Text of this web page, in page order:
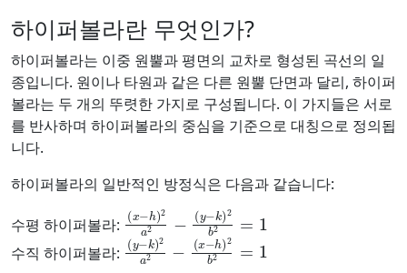
하이퍼볼라란 무엇인가?
하이퍼볼라는 이중 원뿔과 평면의 교차로 형성된 곡선의 일
종입니다. 원이나 타원과 같은 다른 원뿔 단면과 달리, 하이퍼
볼라는 두 개의 뚜렷한 가지로 구성됩니다. 이 가지들은 서로
를 반사하며 하이퍼볼라의 중심을 기준으로 대칭으로 정의됩
니다.
하이퍼볼라의 일반적인 방정식은 다음과 같습니다:
수평 하이퍼볼라:
(x−h) 2−
(y−k)2 =1
수직 하이퍼볼라:
(y−k) −
(x−h) 2=1